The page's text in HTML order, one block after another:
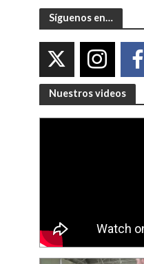
Síguenos en…
Nuestros videos